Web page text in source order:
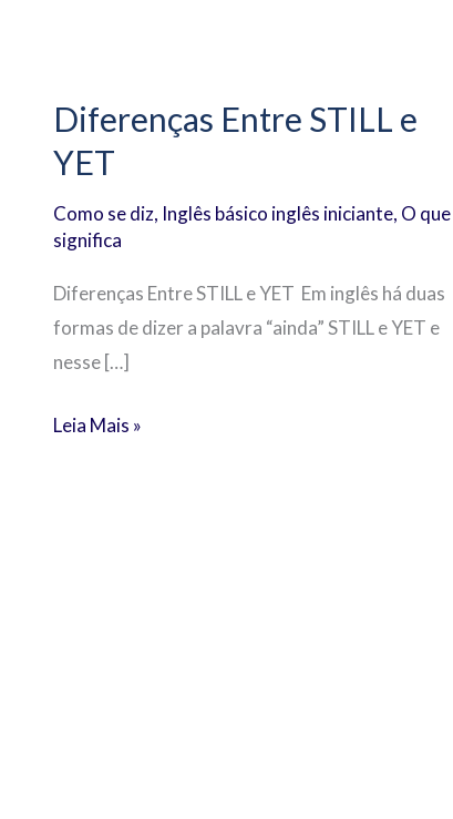
Diferenças Entre STILL e
YET
Como se diz, Inglês básico inglês iniciante, O que
significa
Diferenças Entre STILL e YET Em inglês há duas
formas de dizer a palavra “ainda” STILL e YET e
nesse […]
STILL
e
Leia Mais »